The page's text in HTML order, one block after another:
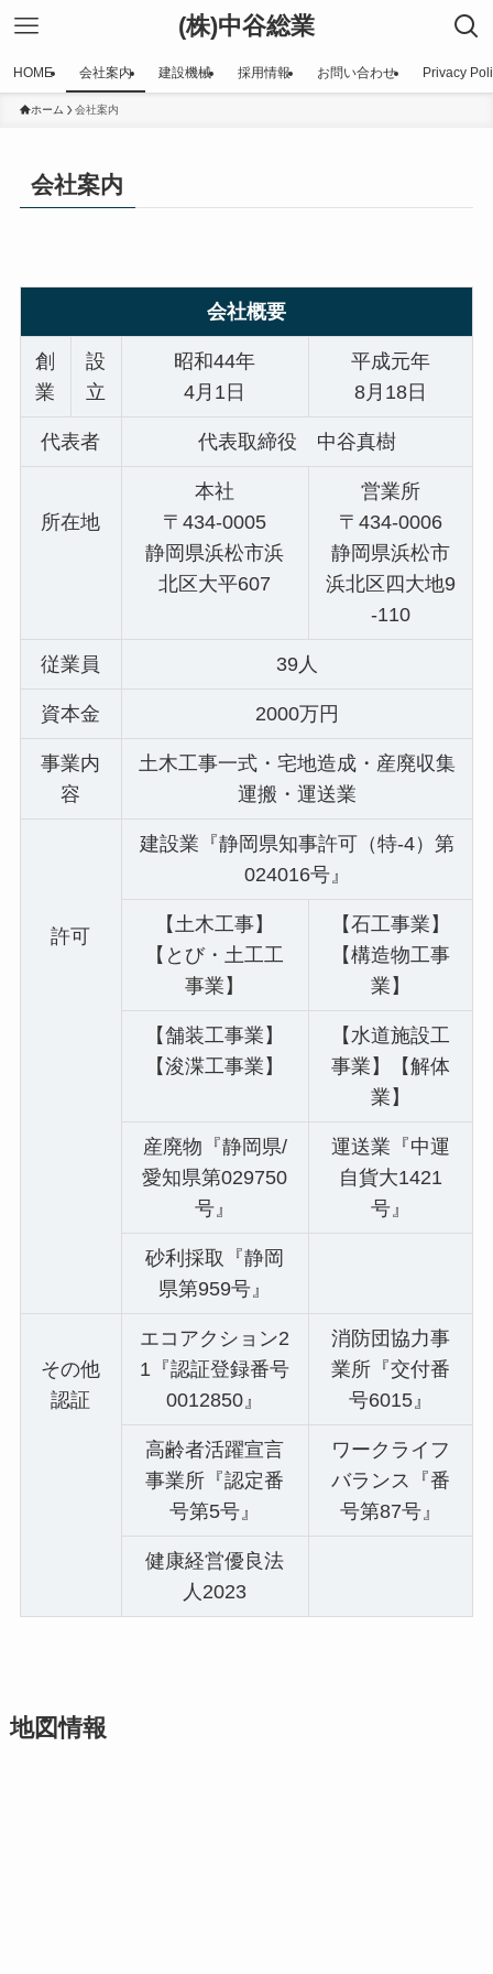
(株)中谷総業
HOME 会社案内 建設機械 採用情報 お問い合わせ Privacy
ホーム 会社案内
会社案内
会社概要
創
業
設
立
昭和44年
4月1日
平成元年
8月18日
代表者 代表取締役 中谷真樹
所在地
本社
〒434-0005
静岡県浜松市浜
北区大平607
営業所
〒434-0006
静岡県浜松市
浜北区四大地9
-110
従業員 39人
資本金 2000万円
事業内
容
土木工事一式・宅地造成・産廃収集
運搬・運送業
許可
建設業『静岡県知事許可（特-4）第
024016号』
【土木工事】
【とび・土工工
事業】
【石工事業】
【構造物工事
業】
【舗装工事業】
【浚渫工事業】
【水道施設工
事業】【解体
業】
産廃物『静岡県/
愛知県第029750
号』
運送業『中運
自貨大1421
号』
砂利採取『静岡
県第959号』
その他
認証
エコアクション2
1『認証登録番号
0012850』
消防団協力事
業所『交付番
号6015』
高齢者活躍宣言
事業所『認定番
号第5号』
ワークライフ
バランス『番
号第87号』
健康経営優良法
人2023
地図情報